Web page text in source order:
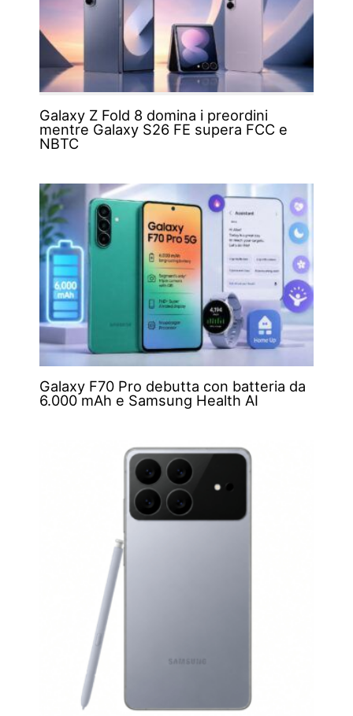
Galaxy Z Fold 8 domina i preordini
mentre Galaxy S26 FE supera FCC e
NBTC
Galaxy F70 Pro debutta con batteria da
6.000 mAh e Samsung Health AI